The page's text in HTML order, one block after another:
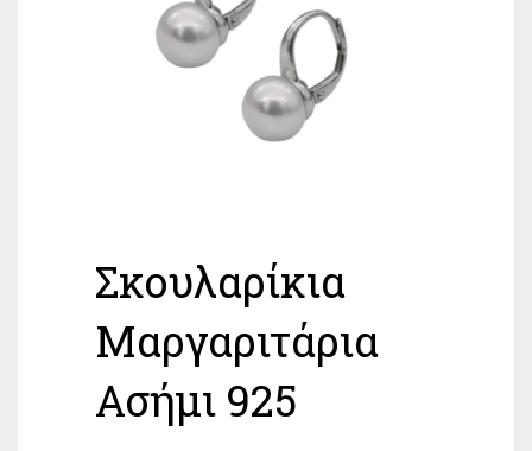
Σκουλαρίκια
Μαργαριτάρια
Ασήμι 925